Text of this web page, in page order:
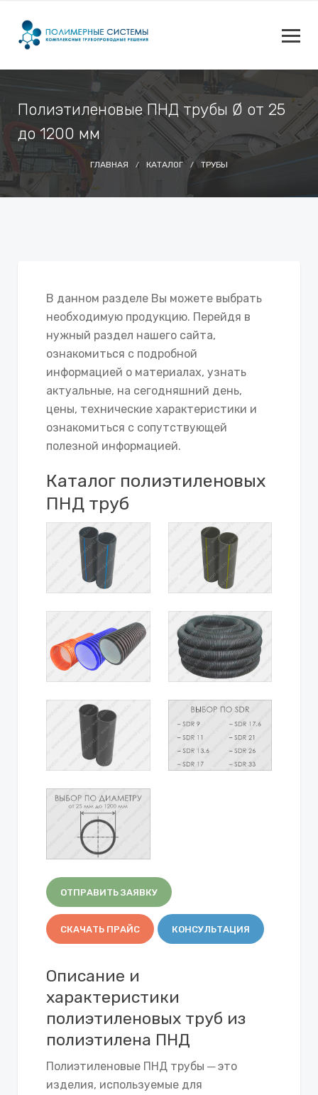
Полиэтиленовые ПНД трубы Ø от 25
до 1200 мм
ГЛАВНАЯ КАТАЛОГ ТРУБЫ
В данном разделе Вы можете выбрать
необходимую продукцию. Перейдя в
нужный раздел нашего сайта,
ознакомиться с подробной
информацией о материалах, узнать
актуальные, на сегодняшний день,
цены, технические характеристики и
ознакомиться с сопутствующей
полезной информацией.
Каталог полиэтиленовых
ПНД труб
ОТПРАВИТЬ ЗАЯВКУ
СКАЧАТЬ ПРАЙС КОНСУЛЬТАЦИЯ
Описание и
характеристики
полиэтиленовых труб из
полиэтилена ПНД
Полиэтиленовые ПНД трубы ─ это
изделия, используемые для